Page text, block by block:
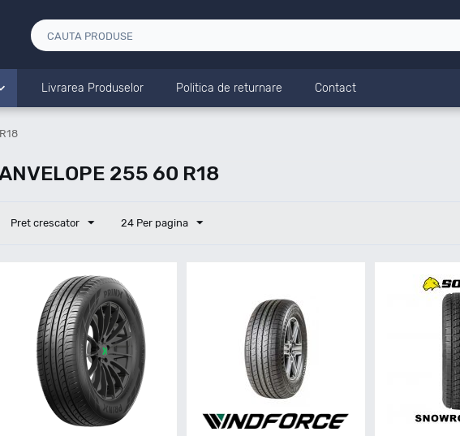
Livrarea Produselor Politica de returnare Contact
255 60 R18
Pret crescator 24 Per pagina